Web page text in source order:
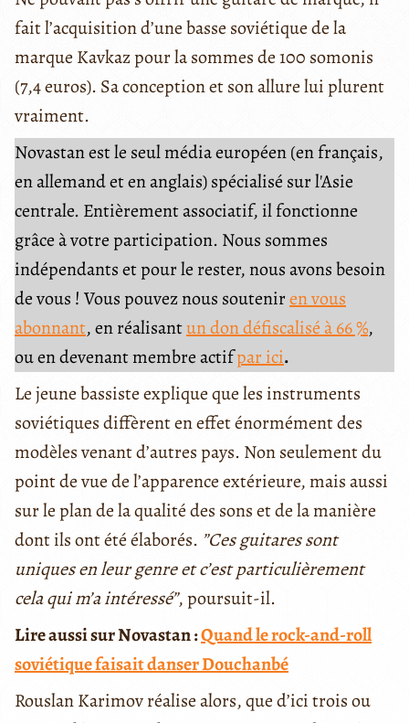
fait l’acquisition d’une basse soviétique de la
marque Kavkaz pour la sommes de 100 somonis
(7,4 euros). Sa conception et son allure lui plurent
vraiment.
Novastan est le seul média européen (en français,
en allemand et en anglais) spécialisé sur l'Asie
centrale. Entièrement associatif, il fonctionne
grâce à votre participation. Nous sommes
indépendants et pour le rester, nous avons besoin
de vous ! Vous pouvez nous souteniren vous
abonnant, en réalisantun don défiscalisé à 66 %,
ou en devenant membre actifpar ici.
Le jeune bassiste explique que les instruments
soviétiques diffèrent en effet énormément des
modèles venant d’autres pays. Non seulement du
point de vue de l’apparence extérieure, mais aussi
sur le plan de la qualité des sons et de la manière
dont ils ont été élaborés. ”Ces guitares sont
uniques en leur genre et c’est particulièrement
cela qui m’a intéressé”, poursuit-il.
Lire aussi sur Novastan :Quand le rock-and-roll
soviétique faisait danser Douchanbé
Rouslan Karimov réalise alors, que d’ici trois ou